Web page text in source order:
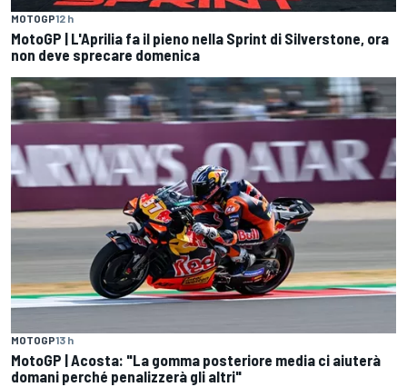
MOTOGP12 h
MotoGP | L'Aprilia fa il pieno nella Sprint di Silverstone, ora
non deve sprecare domenica
MOTOGP13 h
MotoGP | Acosta: "La gomma posteriore media ci aiuterà
domani perché penalizzerà gli altri"